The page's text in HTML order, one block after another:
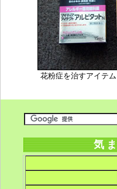
花粉症を治すアイテ
気